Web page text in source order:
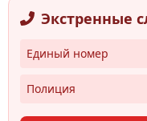
Экстренные
Единый номер
Полиция